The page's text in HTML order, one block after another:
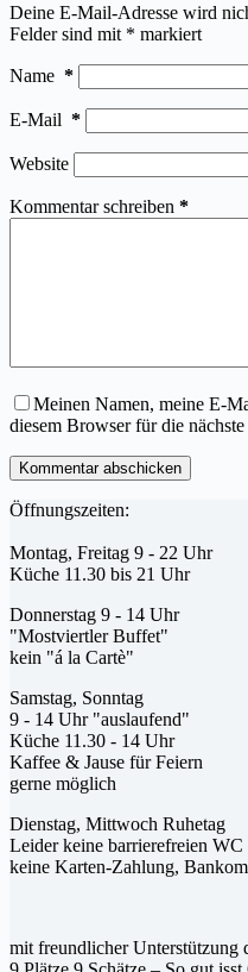
Deine E-Mail-Adresse wird
Felder sind mit * markiert
Name *
E-Mail *
Website
Kommentar schreiben *
Meinen Namen, meine E-
diesem Browser für die
Kommentar abschicken
Öffnungszeiten:
Montag, Freitag 9 - 22 Uhr
Küche 11.30 bis 21 Uhr
Donnerstag 9 - 14 Uhr
"Mostviertler Buffet"
kein "á la Cartè"
Samstag, Sonntag
9 - 14 Uhr "auslaufend"
Küche 11.30 - 14 Uhr
Kaffee & Jause für Feiern
gerne möglich
Dienstag, Mittwoch Ruhetag
Leider keine barrierefreien WC
keine Karten-Zahlung,
mit freundlicher Unterstützung